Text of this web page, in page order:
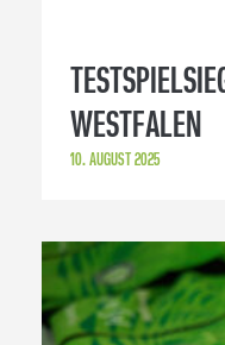
WESTFALEN
10. AUGUST 2025